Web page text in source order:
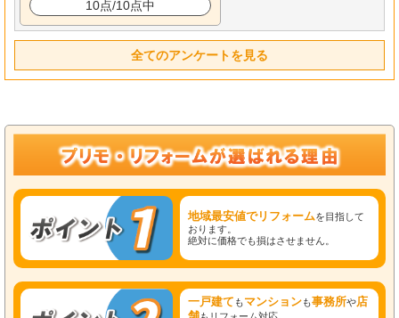
10点/10点中
全てのアンケートを見る
地域最安値でリフォームを目指して
おります。
絶対に価格でも損はさせません。
一戸建て もマンションも事務所や店